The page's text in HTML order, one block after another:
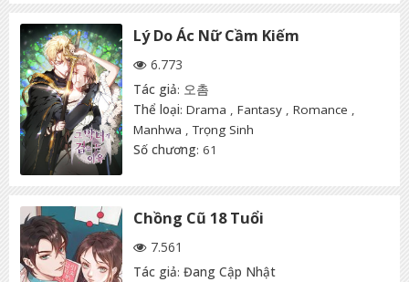
Lý Do Ác Nữ Cầm Kiếm
6.773
Tác giả: 오촘
Thể loại: Drama , Fantasy , Romance ,
Manhwa ,Trọng Sinh
Số chương: 61
Chồng Cũ 18 Tuổi
7.561
Tác giả: Đang Cập Nhật